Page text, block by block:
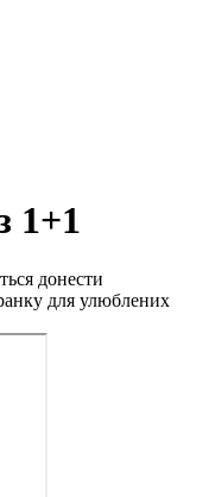
1+1
донести
для улюблених